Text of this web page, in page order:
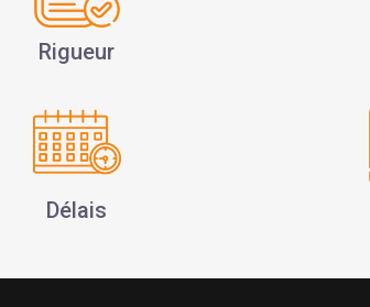
Rigueur
Délais